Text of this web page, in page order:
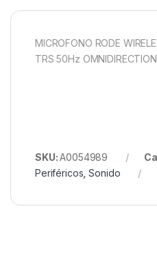
MICROFONO RODE
TRS 50Hz
SKU:A0054989
Periféricos ,Sonido